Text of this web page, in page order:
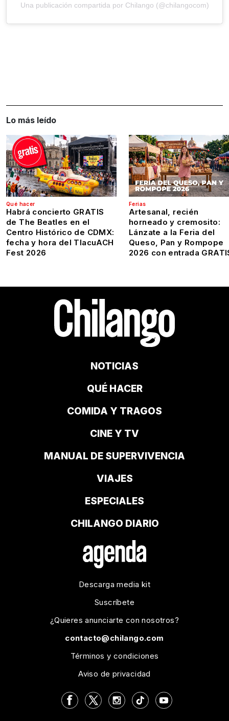
Una publicación compartida por Chilango (@chilangocom)
Lo más leído
Qué hacer
Habrá concierto GRATIS
de The Beatles en el
Centro Histórico de CDMX:
fecha y hora del TlacuACH
Fest 2026
Ferias
Artesanal, recién
horneado y cremosito:
Lánzate a la Feria del
Queso, Pan y Rompope
2026 con entrada
NOTICIAS
QUÉ HACER
COMIDA Y TRAGOS
CINE Y TV
MANUAL DE SUPERVIVENCIA
VIAJES
ESPECIALES
CHILANGO DIARIO
Descarga media kit
Suscríbete
¿Quieres anunciarte con nosotros?
contacto@chilango.com
Términos y condiciones
Aviso de privacidad